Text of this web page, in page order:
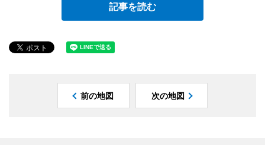
記事を読む
前の地図 次の地図